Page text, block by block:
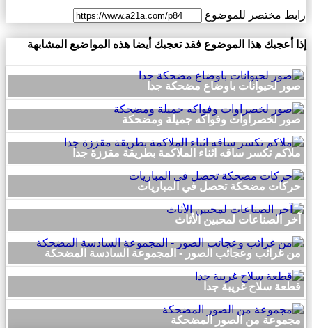
رابط مختصر للموضوع
إذا أعجبك هذا الموضوع فقد تعجبك أيضا هذه المواضيع المشابهة
صور لحيوانات باوضاع مضحكة جدا
صور لخصراوات وفواكه جميلة ومضحكة
ملاكم تكسر ساقه اثناء الملاكمة بطريقة مقززة جدا
حركات مضحكة تحصل في المباريات
آخر الصناعات لمحبين الأثاث
من غرائب وعجائب الصور - المجموعة السادسة المضحكة
قطعة سلاح غريبة جدا
مجموعة من الصور المضحكة